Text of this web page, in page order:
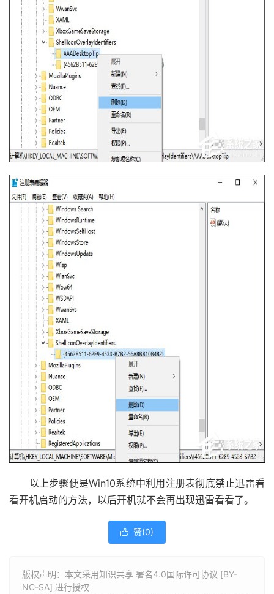
以上步骤便是Win10系统中利用注册表彻底禁止迅雷看
看开机启动的方法，以后开机就不会再出现迅雷看看了。
 赞(0)
版权声明：本文采用知识共享 署名4.0国际许可协议 [BY-
NC-SA] 进行授权